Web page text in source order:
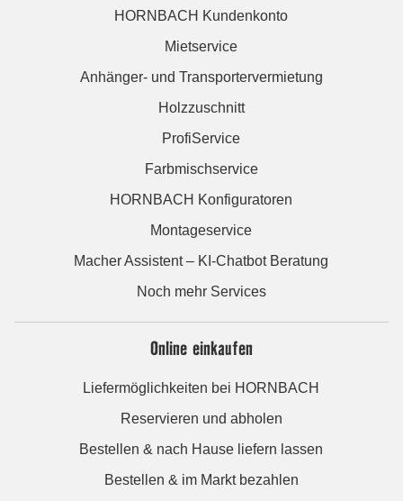
HORNBACH Kundenkonto
Mietservice
Anhänger- und Transportervermietung
Holzzuschnitt
ProfiService
Farbmischservice
HORNBACH Konfiguratoren
Montageservice
Macher Assistent – KI-Chatbot Beratung
Noch mehr Services
Online einkaufen
Liefermöglichkeiten bei HORNBACH
Reservieren und abholen
Bestellen & nach Hause liefern lassen
Bestellen & im Markt bezahlen